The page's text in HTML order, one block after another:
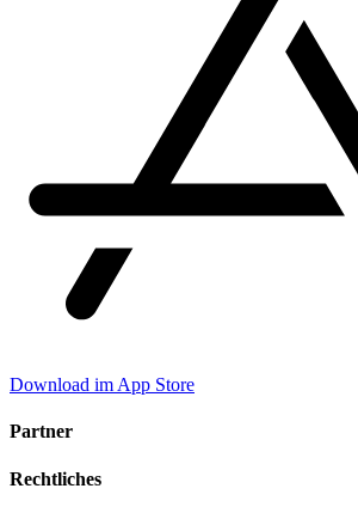
Download im App Store
Partner
Rechtliches